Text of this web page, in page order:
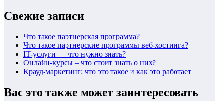
Свежие записи
Что такое партнерская программа?
Что такое партнерские программы веб-хостинга?
IT-услуги — что нужно знать?
Онлайн-курсы – что стоит знать о них?
Крауд-маркетинг: что это такое и как это работает
Вас это также может заинтересовать